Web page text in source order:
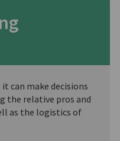
can make decisions
the relative pros and
as the logistics of